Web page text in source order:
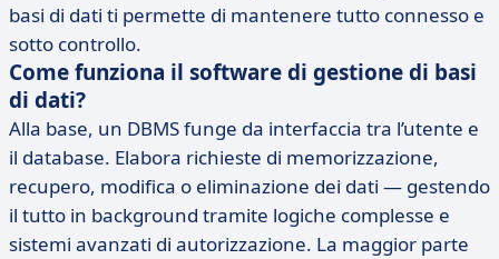
basi di dati ti permette di mantenere tutto connesso e
sotto controllo.
Come funziona il software di gestione di basi
di dati?
Alla base, un DBMS funge da interfaccia tra l’utente e
il database. Elabora richieste di memorizzazione,
recupero, modifica o eliminazione dei dati — gestendo
il tutto in background tramite logiche complesse e
sistemi avanzati di autorizzazione. La maggior parte